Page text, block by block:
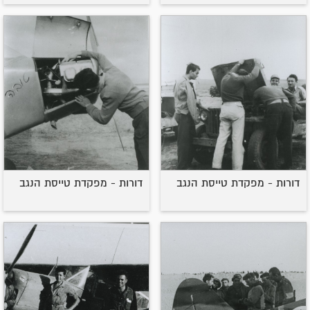
דורות - מפקדת טייסת הנגב דורות - מפקדת טייסת הנגב